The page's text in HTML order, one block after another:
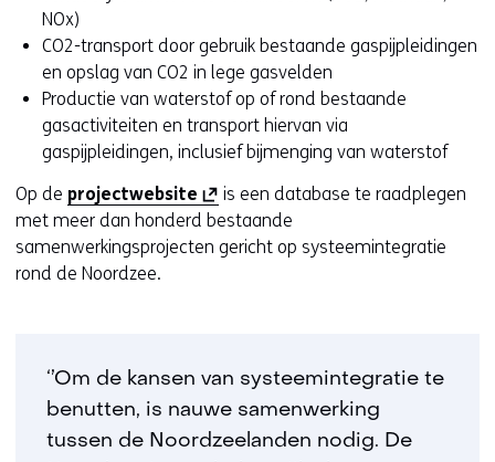
NOx)
CO2-transport door gebruik bestaande gaspijpleidingen
en opslag van CO2 in lege gasvelden
Productie van waterstof op of rond bestaande
gasactiviteiten en transport hiervan via
gaspijpleidingen, inclusief bijmenging van waterstof
Op de projectwebsite (
o
p
n
n
i
is een database te raadplegen
met meer dan honderd bestaande
samenwerkingsprojecten gericht op systeemintegratie
rond de Noordzee.
‘’Om de kansen van systeemintegratie te
benutten, is nauwe samenwerking
tussen de Noordzeelanden nodig. De